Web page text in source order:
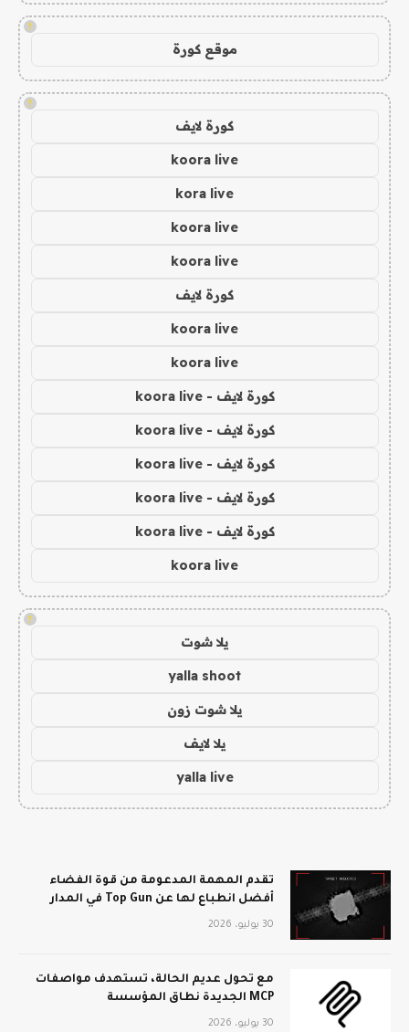
!
موقع كورة
!
كورة لايف
koora live
kora live
koora live
koora live
كورة لايف
koora live
koora live
كورة لايف - koora live
كورة لايف - koora live
كورة لايف - koora live
كورة لايف - koora live
كورة لايف - koora live
koora live
!
يلا شوت
yalla shoot
يلا شوت زون
يلا لايف
yalla live
تقدم المهمة المدعومة من قوة الفضاء
أفضل انطباع لها عن Top Gun في المدار
30 يوليو، 2026
مع تحول عديم الحالة، تستهدف مواصفات
MCP الجديدة نطاق المؤسسة
30 يوليو، 2026